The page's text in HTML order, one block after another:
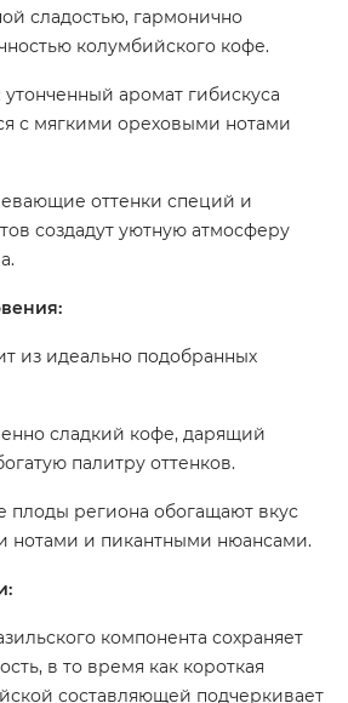
сладостью, гармонично
колумбийского кофе.
утонченный аромат гибискуса
с мягкими ореховыми нотами
оттенки специй и
создадут уютную атмосферу
из идеально подобранных
сладкий кофе, дарящий
палитру оттенков.
плоды региона обогащают вкус
нотами и пикантными нюансами.
компонента сохраняет
в то время как короткая
составляющей подчеркивает